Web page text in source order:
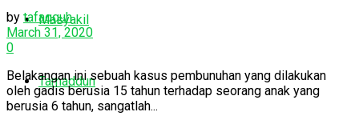
Masyakil
Tamaddun
by tafaqquh
March 31, 2020
0
Belakangan ini sebuah kasus pembunuhan yang dilakukan
oleh gadis berusia 15 tahun terhadap seorang anak yang
berusia 6 tahun, sangatlah...